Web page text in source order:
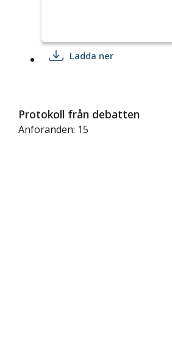
Ladda ner
Protokoll från debatten
Anföranden: 15